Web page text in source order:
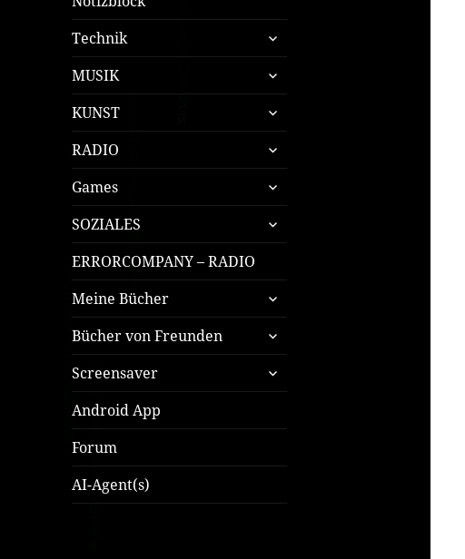
Technik
untermenü
öffnen
MUSIK
untermenü
öffnen
KUNST
untermenü
öffnen
RADIO
untermenü
öffnen
Games
untermenü
öffnen
SOZIALES
untermenü
öffnen
ERRORCOMPANY – RADIO
Meine Bücher
untermenü
öffnen
Bücher von Freunden
untermenü
öffnen
Screensaver
untermenü
öffnen
Android App
Forum
AI-Agent(s)